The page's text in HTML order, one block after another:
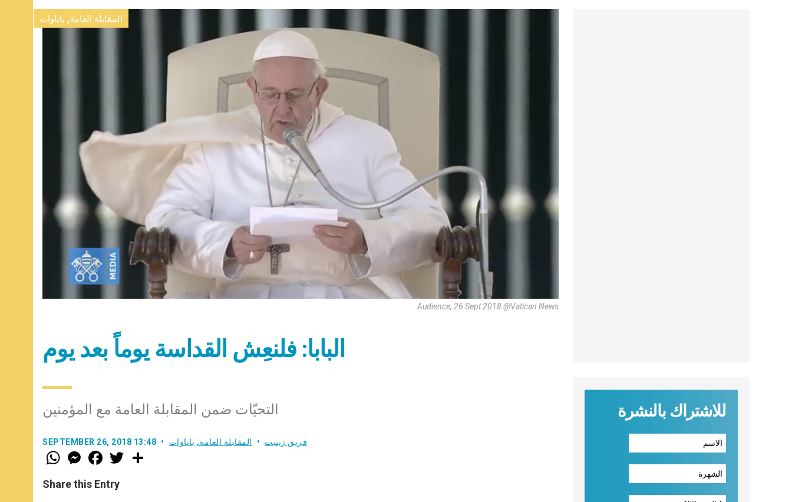
المقابلة العامة, باباوات
Audience, 26 Sept 2018 @Vatican News
البابا: فلنعِش القداسة يوماً بعد يوم
التحيّات ضمن المقابلة العامة مع المؤمنين
SEPTEMBER 26, 2018 13:48 فريق زينيت المقابلة العامة, باباوات
W
h
t
s
M
e
s
e
F
a
e
b
w
Share this Entry
للاشتراك بالنشرة